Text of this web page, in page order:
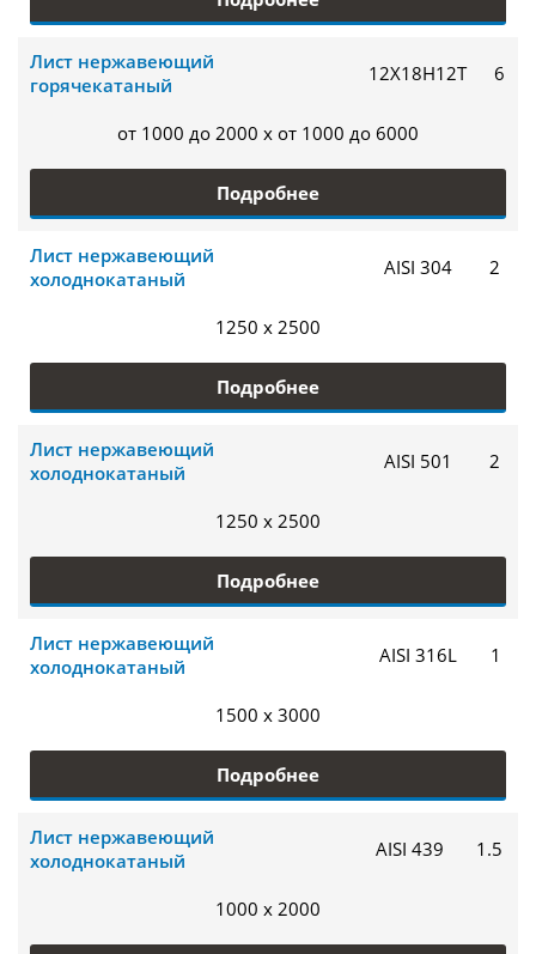
Лист нержавеющий
горячекатаный
12Х18Н12Т 6
от 1000 до 2000 x от 1000 до 6000
Подробнее
Лист нержавеющий
холоднокатаный
AISI 304 2
1250 x 2500
Подробнее
Лист нержавеющий
холоднокатаный
AISI 501 2
1250 x 2500
Подробнее
Лист нержавеющий
холоднокатаный
AISI 316L 1
1500 x 3000
Подробнее
Лист нержавеющий
холоднокатаный
AISI 439 1.5
1000 x 2000